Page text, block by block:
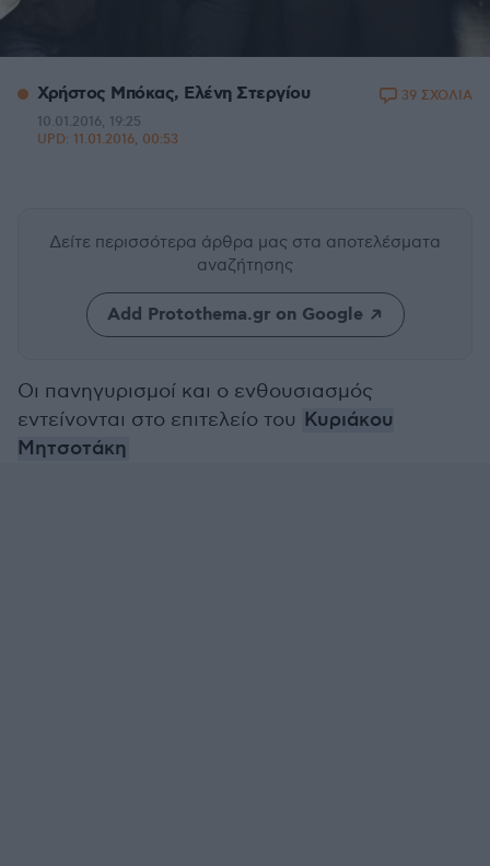
Χρήστος Μπόκας, Ελένη Στεργίου
10.01.2016, 19:25
UPD: 11.01.2016, 00:53
39 ΣΧΟΛΙΑ
Δείτε περισσότερα άρθρα μας στα αποτελέσματα
αναζήτησης
Add Protothema.gr on Google
Οι πανηγυρισμοί και ο ενθουσιασμός
εντείνονται στο επιτελείο του Κυριάκου
Μητσοτάκη